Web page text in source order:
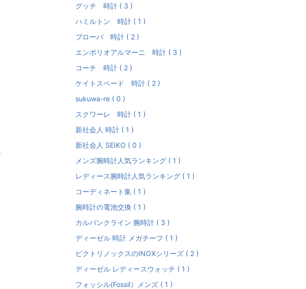
グッチ 時計 ( 3 )
ハミルトン 時計 ( 1 )
ブローバ 時計 ( 2 )
エンポリオアルマーニ 時計 ( 3 )
コーチ 時計 ( 2 )
ケイトスペード 時計 ( 2 )
sukuwa-re ( 0 )
スクワーレ 時計 ( 1 )
新社会人 時計 ( 1 )
新社会人 SEIKO ( 0 )
メンズ腕時計人気ランキング ( 1 )
レディース腕時計人気ランキング ( 1 )
コーディネート集 ( 1 )
腕時計の電池交換 ( 1 )
カルバンクライン 腕時計 ( 3 )
ディーゼル 時計 メガチーフ ( 1 )
ビクトリノックスのINOXシリーズ ( 2 )
ディーゼル レディースウォッチ ( 1 )
フォッシル(Fossil）メンズ ( 1 )